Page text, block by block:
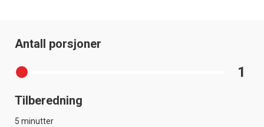
Antall porsjoner
1
Tilberedning
5 minutter